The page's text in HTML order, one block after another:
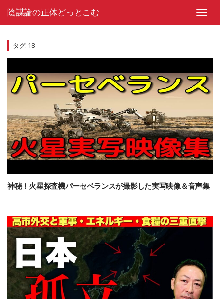
陰謀論の正体どっとこむ
タグ: 18
神秘！火星探査機パーセベランスが撮影した実写映像＆音声集